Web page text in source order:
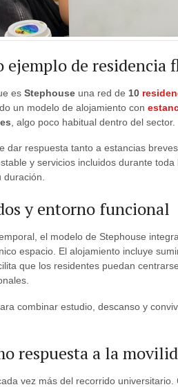
ejemplo de residencia
es Stephouse una red de 10
un modelo de alojamiento con
, algo poco habitual dentro del sector.
dar respuesta tanto a estancias
y servicios incluidos durante toda
duración.
y entorno funcional
el modelo de Stephouse
espacio. El alojamiento incluye
que los residentes puedan
combinar estudio, descanso y
respuesta a la
vez más del recorrido universitario.